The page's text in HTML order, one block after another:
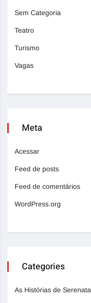
Sem Categoria
Teatro
Turismo
Vagas
Meta
Acessar
Feed de posts
Feed de comentários
WordPress.org
Categories
As Histórias de Serenata